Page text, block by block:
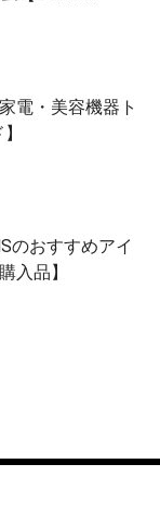
電・美容機器ト
のおすすめアイ
入品】